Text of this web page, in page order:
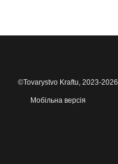
©Tovarystvo Kraftu, 2023-2026
Мобільна версія